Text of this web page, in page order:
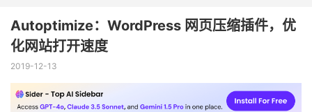
Autoptimize：WordPress 网页压缩插件，优
化网站打开速度
2019-12-13